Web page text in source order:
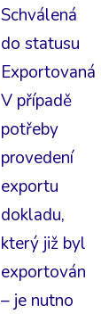
Schválená
do statusu
Exportovaná
V případě
potřeby
provedení
exportu
dokladu,
který již byl
exportován
– je nutno